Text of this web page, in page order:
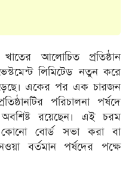
আলোচিত প্রতিষ্ঠান
লিমিটেড নতুন করে
একের পর এক চারজন
পরিচালনা পর্ষদে
রয়েছেন। এই চরম
কোনো বোর্ড সভা করা বা
বর্তমান পর্ষদের পক্ষে